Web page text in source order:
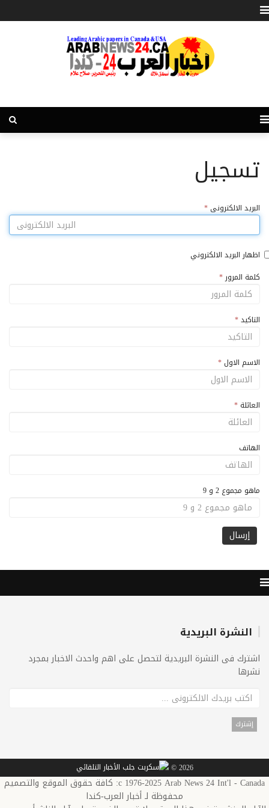
تسجيل
البريد الالكترونى *
اظهار البريد الالكتروني
كلمة المرور *
التاكيد*
الاسم الاول *
العائلة *
الهاتف
ماهو مجموع 2 و 9
النشرة البريدية
اشترك فى النشرة البريدية لتحصل على اهم واحدث الاخبار بمجرد
نشرها
2026 ©
c 1976-2025 Arab News 24 Int'l - Canada: كافة حقوق الموقع والتصميم
محفوظة لـ أخبار العرب-كندا